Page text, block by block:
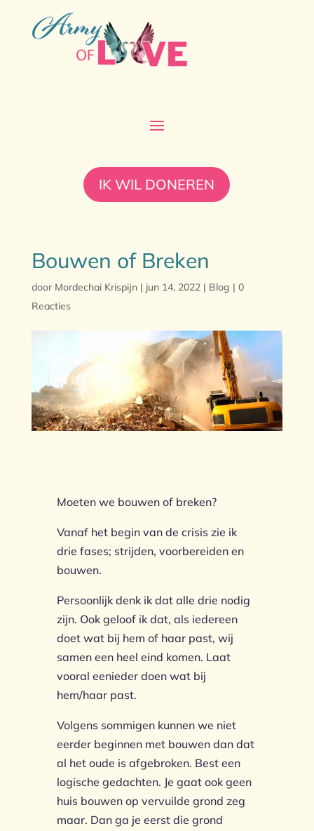
IK WIL DONEREN
Bouwen of Breken
door Mordechai Krispijn| jun 14, 2022| Blog | 0
Reacties
Moeten we bouwen of breken?
Vanaf het begin van de crisis zie ik
drie fases; strijden, voorbereiden en
bouwen.
Persoonlijk denk ik dat alle drie nodig
zijn. Ook geloof ik dat, als iedereen
doet wat bij hem of haar past, wij
samen een heel eind komen. Laat
vooral eenieder doen wat bij
hem/haar past.
Volgens sommigen kunnen we niet
eerder beginnen met bouwen dan dat
al het oude is afgebroken. Best een
logische gedachten. Je gaat ook geen
huis bouwen op vervuilde grond zeg
maar. Dan ga je eerst die grond